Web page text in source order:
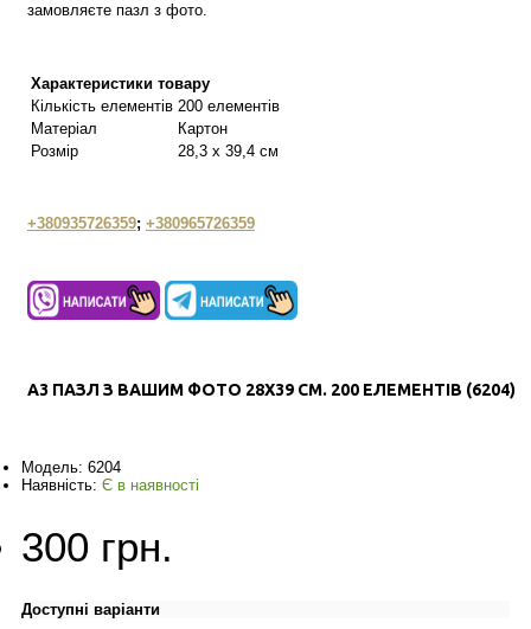
замовляєте пазл з фото.
Характеристики товару
Кількість елементів 200 елементів
Матеріал
Картон
Розмір
28,3 х 39,4 см
+380935726359; +380965726359
А3 ПАЗЛ З ВАШИМ ФОТО 28Х39 СМ. 200 ЕЛЕМЕНТІВ (6204)
Модель: 6204
Наявність: Є в наявності
300 грн.
Доступні варіанти